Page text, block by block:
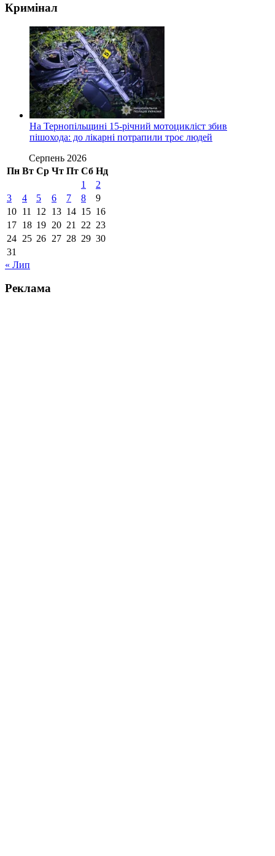
Кримінал
На Тернопільщині 15-річний мотоцикліст збив
пішохода: до лікарні потрапили троє людей
Серпень 2026
Пн Вт Ср Чт Пт Сб Нд
1
2
3
4 5 6 7 8
9
10 11 12 13 14 15 16
17 18 19 20 21 22 23
24 25 26 27 28 29 30
31
« Лип
Реклама